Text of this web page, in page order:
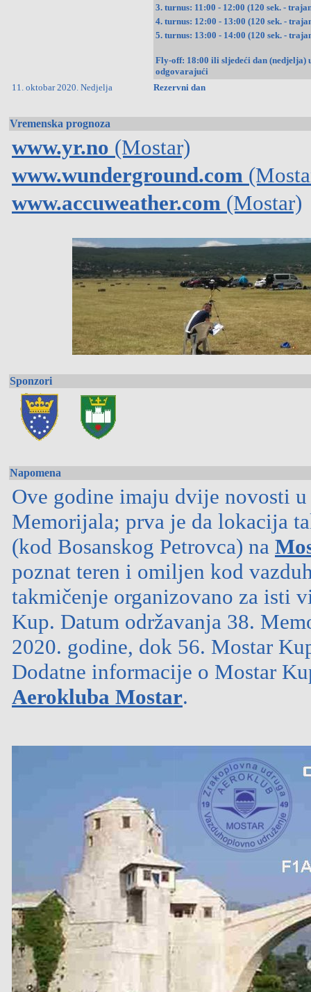
3. turnus: 11:00 - 12:00 (120 sek. -
4. turnus: 12:00 - 13:00 (120 sek. -
5. turnus: 13:00 - 14:00 (120 sek. -
Fly-off: 18:00 ili sljedeći dan (nedjelja)
odgovarajući
11. oktobar 2020. Nedjelja
Rezervni dan
Vremenska prognoza
www.yr.no (Mostar)
www.wunderground.com
www.accuweather.com (Mostar)
Sponzori
Napomena
Ove godine imaju dvije novosti
Memorijala; prva je da lokacija
(kod Bosanskog Petrovca) na
poznat teren i omiljen kod
takmičenje organizovano za isti
Kup. Datum održavanja 38.
2020. godine, dok 56. Mostar
Dodatne informacije o Mostar
Aerokluba Mostar.